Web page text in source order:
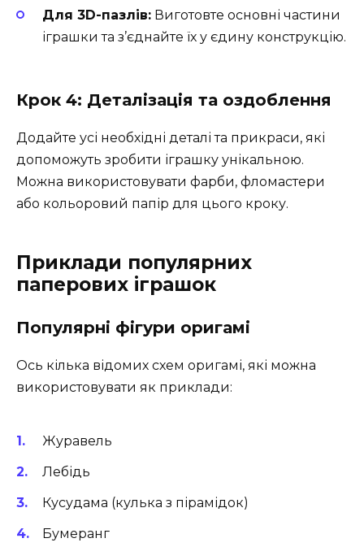
Для 3D-пазлів: Виготовте основні частини
іграшки та з’єднайте їх у єдину конструкцію.
Крок 4: Деталізація та оздоблення
Додайте усі необхідні деталі та прикраси, які
допоможуть зробити іграшку унікальною.
Можна використовувати фарби, фломастери
або кольоровий папір для цього кроку.
Приклади популярних
паперових іграшок
Популярні фігури оригамі
Ось кілька відомих схем оригамі, які можна
використовувати як приклади:
Журавель
Лебідь
Кусудама (кулька з пірамідок)
Бумеранг